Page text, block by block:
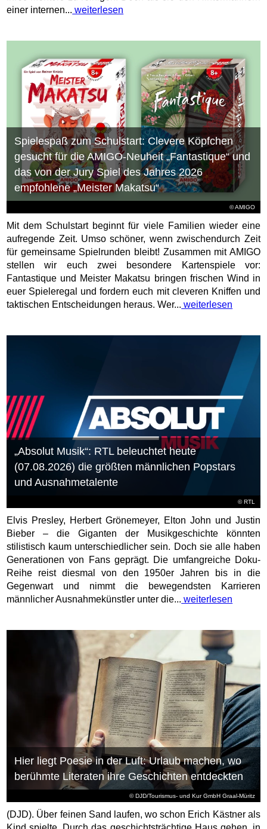
einer internen... weiterlesen
© AMIGO
Spielespaß zum Schulstart: Clevere Köpfchen
gesucht für die AMIGO-Neuheit „Fantastique“ und
das von der Jury Spiel des Jahres 2026
empfohlene „Meister Makatsu“
Mit dem Schulstart beginnt für viele Familien wieder eine
aufregende Zeit. Umso schöner, wenn zwischendurch Zeit
für gemeinsame Spielrunden bleibt! Zusammen mit AMIGO
stellen wir euch zwei besondere Kartenspiele vor:
Fantastique und Meister Makatsu bringen frischen Wind in
euer Spieleregal und fordern euch mit cleveren Kniffen und
taktischen Entscheidungen heraus. Wer... weiterlesen
©RTL
„Absolut Musik“: RTL beleuchtet heute
(07.08.2026) die größten männlichen Popstars
und Ausnahmetalente
Elvis Presley, Herbert Grönemeyer, Elton John und Justin
Bieber – die Giganten der Musikgeschichte könnten
stilistisch kaum unterschiedlicher sein. Doch sie alle haben
Generationen von Fans geprägt. Die umfangreiche Doku-
Reihe reist diesmal von den 1950er Jahren bis in die
Gegenwart und nimmt die bewegendsten Karrieren
männlicher Ausnahmekünstler unter die... weiterlesen
© DJD/Tourismus- und Kur GmbH Graal-Müritz
Hier liegt Poesie in der Luft: Urlaub machen, wo
berühmte Literaten ihre Geschichten entdeckten
(DJD). Über feinen Sand laufen, wo schon Erich Kästner als